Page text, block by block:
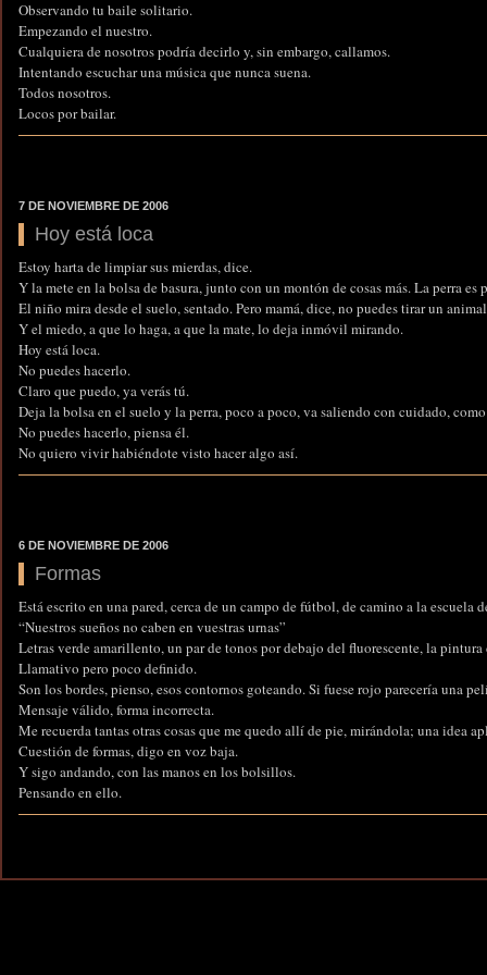
Observando tu baile solitario.
Empezando el nuestro.
Cualquiera de nosotros podría decirlo y, sin embargo, callamos.
Intentando escuchar una música que nunca suena.
Todos nosotros.
Locos por bailar.
7 DE NOVIEMBRE DE 2006
Hoy está loca
Estoy harta de limpiar sus mierdas, dice.
Y la mete en la bolsa de basura, junto con un montón de cosas más. La perra
El niño mira desde el suelo, sentado. Pero mamá, dice, no puedes tirar un
Y el miedo, a que lo haga, a que la mate, lo deja inmóvil mirando.
Hoy está loca.
No puedes hacerlo.
Claro que puedo, ya verás tú.
Deja la bolsa en el suelo y la perra, poco a poco, va saliendo con cuidado,
No puedes hacerlo, piensa él.
No quiero vivir habiéndote visto hacer algo así.
6 DE NOVIEMBRE DE 2006
Formas
Está escrito en una pared, cerca de un campo de fútbol, de camino a la escuela
“Nuestros sueños no caben en vuestras urnas”
Letras verde amarillento, un par de tonos por debajo del fluorescente, la
Llamativo pero poco definido.
Son los bordes, pienso, esos contornos goteando. Si fuese rojo parecería una
Mensaje válido, forma incorrecta.
Me recuerda tantas otras cosas que me quedo allí de pie, mirándola; una idea
Cuestión de formas, digo en voz baja.
Y sigo andando, con las manos en los bolsillos.
Pensando en ello.